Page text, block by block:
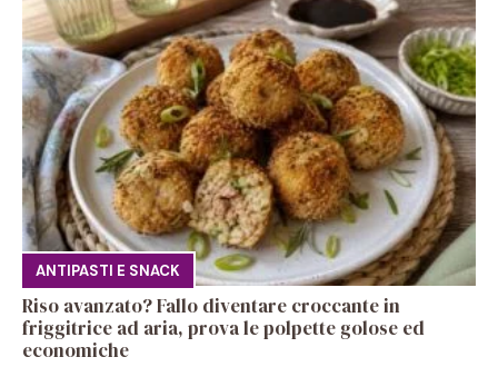
ANTIPASTI E SNACK
Riso avanzato? Fallo diventare croccante in
friggitrice ad aria, prova le polpette golose ed
economiche